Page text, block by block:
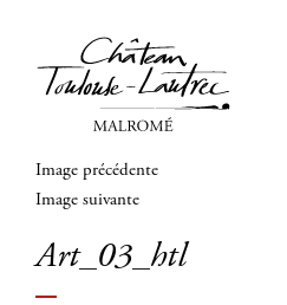
Image précédente
Image suivante
Art_03_htl